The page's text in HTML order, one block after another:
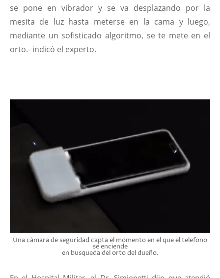
se pone en vibrador y se va desplazando por la
mesita de luz hasta meterse en la cama y luego,
mediante un sofisticado algoritmo, se te mete en el
orto.- indicó el experto.
Una cámara de seguridad capta el momento en el que el telefono
se enciende
en busqueda del orto del dueño.